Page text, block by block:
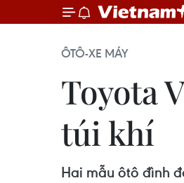
ÔTÔ-XE MÁY
Toyota
túi khí
Hai mẫu ôtô đình